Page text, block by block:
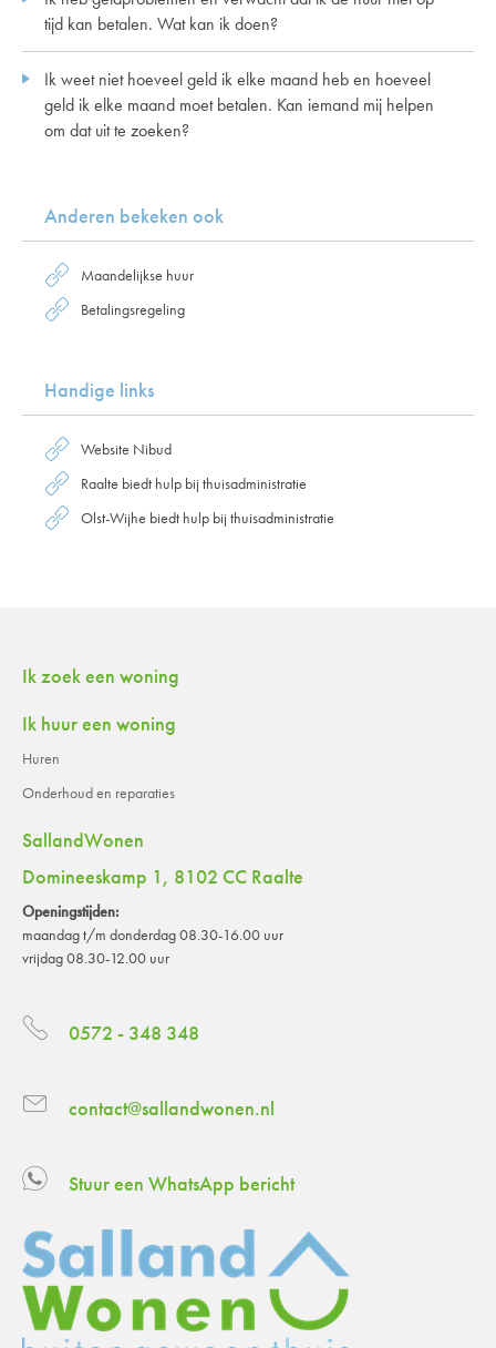
tijd kan betalen. Wat kan ik doen?
Ik weet niet hoeveel geld ik elke maand heb en hoeveel
geld ik elke maand moet betalen. Kan iemand mij helpen
om dat uit te zoeken?
Anderen bekeken ook
Maandelijkse huur
Betalingsregeling
Handige links
Website Nibud
Raalte biedt hulp bij thuisadministratie
Olst-Wijhe biedt hulp bij thuisadministratie
Contactinformatie
Ik zoek een woning
Ik huur een woning
Huren
Onderhoud en reparaties
SallandWonen
Domineeskamp 1, 8102 CC Raalte
Openingstijden:
maandag t/m donderdag 08.30-16.00 uur
vrijdag 08.30-12.00 uur
0572 - 348 348
contact@sallandwonen.nl
Stuur een WhatsApp bericht